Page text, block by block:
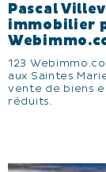
Pascal
immobilier
123
aux Saintes
vente de biens
réduits.